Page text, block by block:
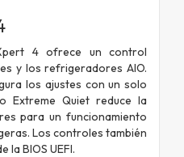
4 ofrece un control
y los refrigeradores AIO.
los ajustes con un solo
Extreme Quiet reduce la
para un funcionamiento
Los controles también
la BIOS UEFI.